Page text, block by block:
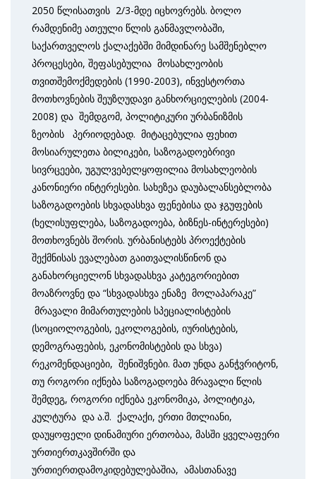
2050 წლისათვის 2/3-მდე იცხოვრებს. ბოლო
რამდენიმე ათეული წლის განმავლობაში,
საქართველოს ქალაქებში მიმდინარე სამშენებლო
პროცესები, შეფასებულია მოსახლეობის
თვითშემოქმედების (1990-2003), ინვესტორთა
მოთხოვნების შეუზღუდავი განხორციელების (2004-
2008) და შემდგომ, პოლიტიკური ურბანიზმის
ზეობის პერიოდებად. მიტაცებულია ფეხით
მოსიარულეთა ბილიკები, საზოგადოებრივი
სივრცეები, უგულვებელყოფილია მოსახლეობის
კანონიერი ინტერესები. სახეზეა დაუბალანსებლობა
საზოგადოების სხვადასხვა ფენებისა და ჯგუფების
(ხელისუფლება, საზოგადოება, ბიზნეს-ინტერესები)
მოთხოვნებს შორის. ურბანისტებს პროექტების
შექმნისას ევალებათ გაითვალისწინონ და
განახორციელონ სხვადასხვა კატეგორიებით
მოაზროვნე და “სხვადასხვა ენაზე მოლაპარაკე”
მრავალი მიმართულების სპეციალისტების
(სოციოლოგების, ეკოლოგების, იურისტების,
დემოგრაფების, ეკონომისტების და სხვა)
რეკომენდაციები, შენიშვნები. მათ უნდა განჭვრიტონ,
თუ როგორი იქნება საზოგადოება მრავალი წლის
შემდეგ, როგორი იქნება ეკონომიკა, პოლიტიკა,
კულტურა და ა.შ. ქალაქი, ერთი მთლიანი,
დაუყოფელი დინამიური ერთობაა, მასში ყველაფერი
ურთიერთკავშირში და
ურთიერთდამოკიდებულებაშია, ამასთანავე